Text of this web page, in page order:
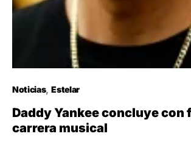
Noticias Estelar
Daddy Yankee concluye con
carrera musical